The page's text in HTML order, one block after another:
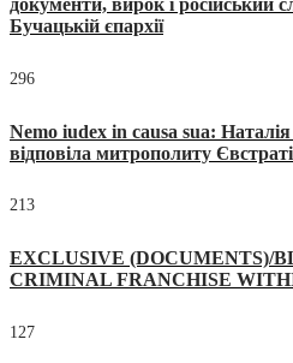
документи, вирок і російський
Бучацькій єпархії
296
Nemo iudex in causa sua:
відповіла митрополиту
213
EXCLUSIVE (DOCUMENTS)/
CRIMINAL FRANCHISE
127